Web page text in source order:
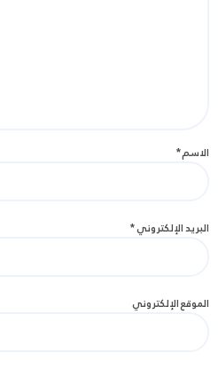
الاسم*
البريد الإلكتروني*
الموقع الإلكتروني